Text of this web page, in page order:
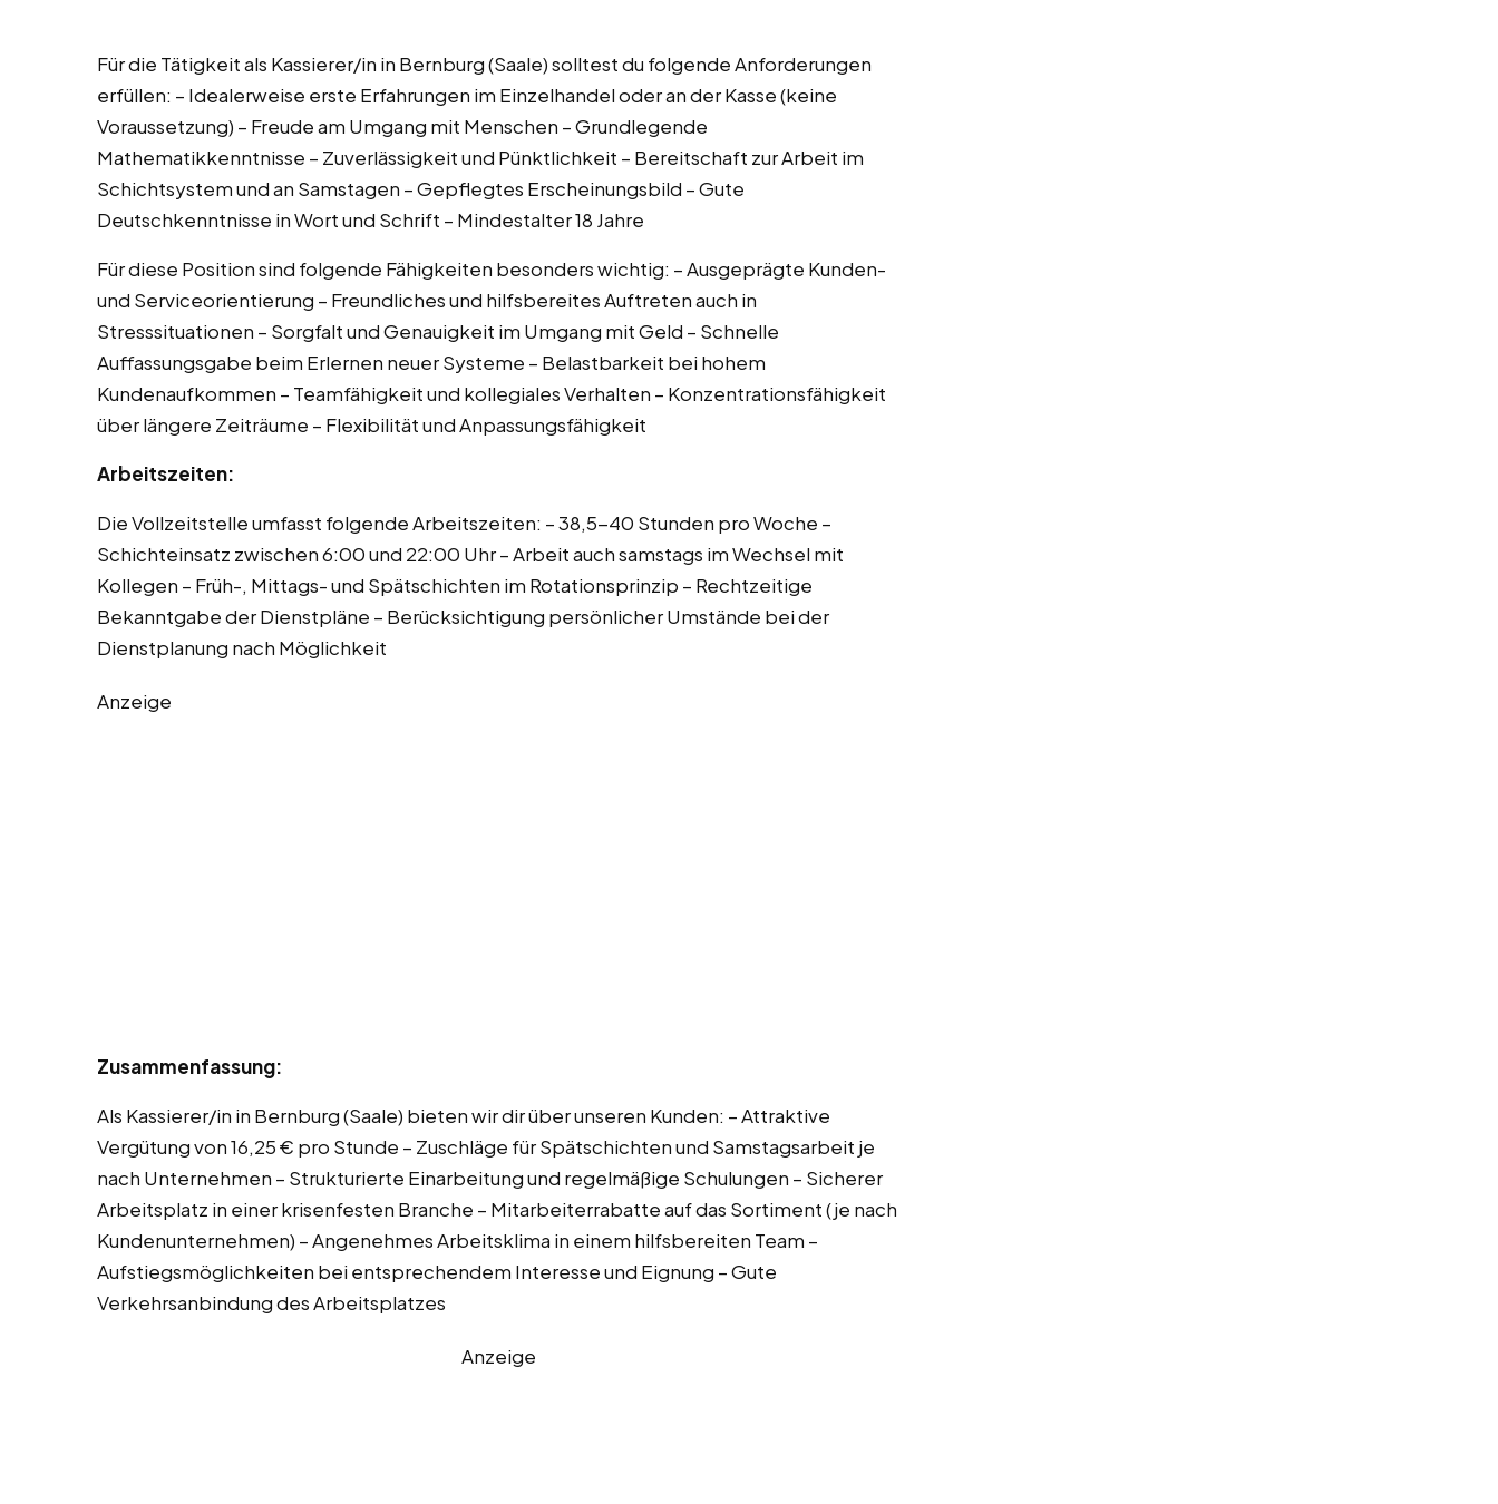
Für die Tätigkeit als Kassierer/in in Bernburg (Saale) solltest du folgende Anforderungen
erfüllen: – Idealerweise erste Erfahrungen im Einzelhandel oder an der Kasse (keine
Voraussetzung) – Freude am Umgang mit Menschen – Grundlegende
Mathematikkenntnisse – Zuverlässigkeit und Pünktlichkeit – Bereitschaft zur Arbeit im
Schichtsystem und an Samstagen – Gepflegtes Erscheinungsbild – Gute
Deutschkenntnisse in Wort und Schrift – Mindestalter 18 Jahre
Für diese Position sind folgende Fähigkeiten besonders wichtig: – Ausgeprägte Kunden-
und Serviceorientierung – Freundliches und hilfsbereites Auftreten auch in
Stresssituationen – Sorgfalt und Genauigkeit im Umgang mit Geld – Schnelle
Auffassungsgabe beim Erlernen neuer Systeme – Belastbarkeit bei hohem
Kundenaufkommen – Teamfähigkeit und kollegiales Verhalten – Konzentrationsfähigkeit
über längere Zeiträume – Flexibilität und Anpassungsfähigkeit
Arbeitszeiten:
Die Vollzeitstelle umfasst folgende Arbeitszeiten: – 38,5-40 Stunden pro Woche –
Schichteinsatz zwischen 6:00 und 22:00 Uhr – Arbeit auch samstags im Wechsel mit
Kollegen – Früh-, Mittags- und Spätschichten im Rotationsprinzip – Rechtzeitige
Bekanntgabe der Dienstpläne – Berücksichtigung persönlicher Umstände bei der
Dienstplanung nach Möglichkeit
Anzeige
Zusammenfassung:
Als Kassierer/in in Bernburg (Saale) bieten wir dir über unseren Kunden: – Attraktive
Vergütung von 16,25 € pro Stunde – Zuschläge für Spätschichten und Samstagsarbeit je
nach Unternehmen – Strukturierte Einarbeitung und regelmäßige Schulungen – Sicherer
Arbeitsplatz in einer krisenfesten Branche – Mitarbeiterrabatte auf das Sortiment (je nach
Kundenunternehmen) – Angenehmes Arbeitsklima in einem hilfsbereiten Team –
Aufstiegsmöglichkeiten bei entsprechendem Interesse und Eignung – Gute
Verkehrsanbindung des Arbeitsplatzes
Anzeige